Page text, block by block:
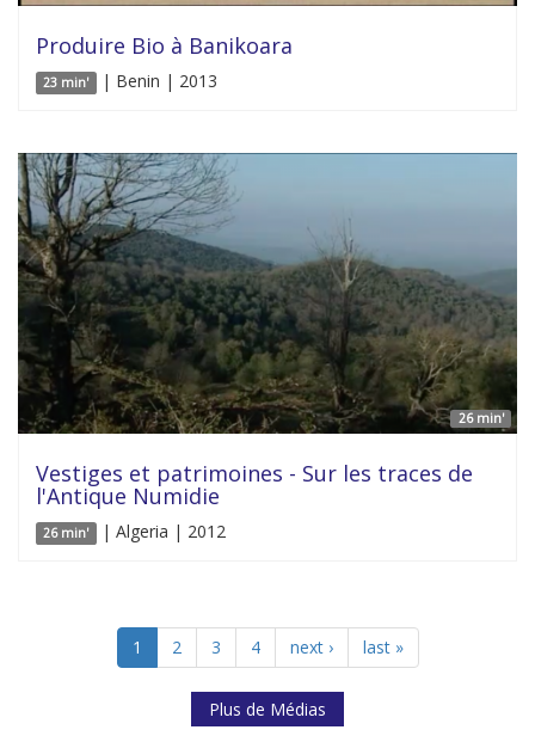
Produire Bio à Banikoara
23 min' | Benin | 2013
26 min'
Vestiges et patrimoines - Sur les traces de
l'Antique Numidie
26 min' | Algeria | 2012
1 2 3 4 next › last »
Plus de Médias